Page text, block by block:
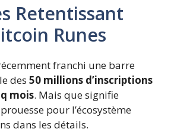
Retentissant
Runes
franchi une barre
des 50 millions d’inscriptions
mois. Mais que signifie
pour l’écosystème
dans les détails.